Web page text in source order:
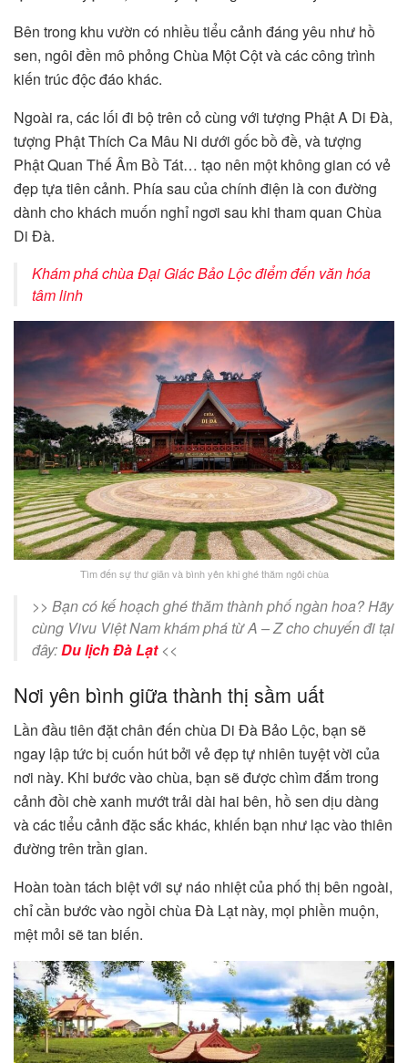
Bên trong khu vườn có nhiều tiểu cảnh đáng yêu như hồ
sen, ngôi đền mô phỏng Chùa Một Cột và các công trình
kiến trúc độc đáo khác.
Ngoài ra, các lối đi bộ trên cỏ cùng với tượng Phật A Di Đà,
tượng Phật Thích Ca Mâu Ni dưới gốc bồ đề, và tượng
Phật Quan Thế Âm Bồ Tát… tạo nên một không gian có vẻ
đẹp tựa tiên cảnh. Phía sau của chính điện là con đường
dành cho khách muốn nghỉ ngơi sau khi tham quan Chùa
Di Đà.
Khám phá chùa Đại Giác Bảo Lộc điểm đến văn hóa
tâm linh
Tìm đến sự thư giãn và bình yên khi ghé thăm ngôi chùa
>> Bạn có kế hoạch ghé thăm thành phố ngàn hoa? Hãy
cùng Vivu Việt Nam khám phá từ A – Z cho chuyến đi tại
đây:Du lịch Đà Lạt<<
Nơi yên bình giữa thành thị sầm uất
Lần đầu tiên đặt chân đến chùa Di Đà Bảo Lộc, bạn sẽ
ngay lập tức bị cuốn hút bởi vẻ đẹp tự nhiên tuyệt vời của
nơi này. Khi bước vào chùa, bạn sẽ được chìm đắm trong
cảnh đồi chè xanh mướt trải dài hai bên, hồ sen dịu dàng
và các tiểu cảnh đặc sắc khác, khiến bạn như lạc vào thiên
đường trên trần gian.
Hoàn toàn tách biệt với sự náo nhiệt của phố thị bên ngoài,
chỉ cần bước vào ngồi chùa Đà Lạt này, mọi phiền muộn,
mệt mỏi sẽ tan biến.